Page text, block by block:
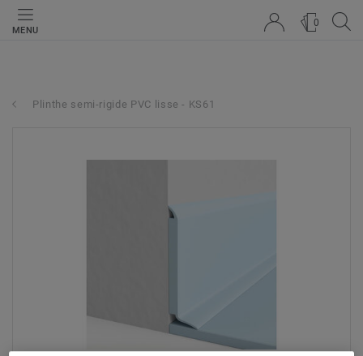
MENU
0
Plinthe semi-rigide PVC lisse - KS61